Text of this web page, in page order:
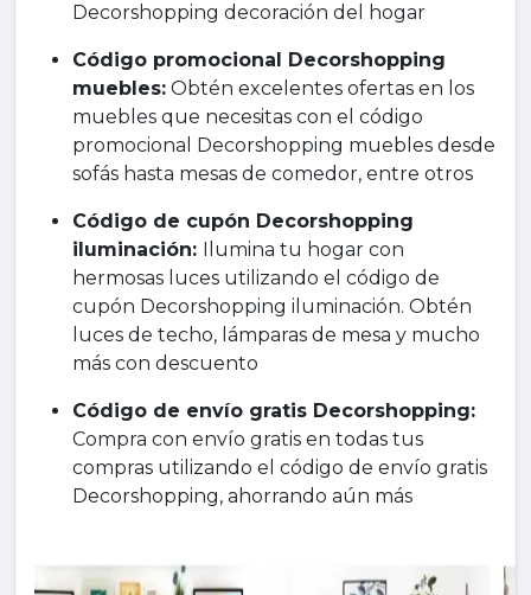
Decorshopping decoración del hogar
Código promocional Decorshopping
muebles: Obtén excelentes ofertas en los
muebles que necesitas con el código
promocional Decorshopping muebles desde
sofás hasta mesas de comedor, entre otros
Código de cupón Decorshopping
iluminación:
Ilumina tu hogar con
hermosas luces utilizando el código de
cupón Decorshopping iluminación. Obtén
luces de techo, lámparas de mesa y mucho
más con descuento
Código de envío gratis Decorshopping:
Compra con envío gratis en todas tus
compras utilizando el código de envío gratis
Decorshopping, ahorrando aún más